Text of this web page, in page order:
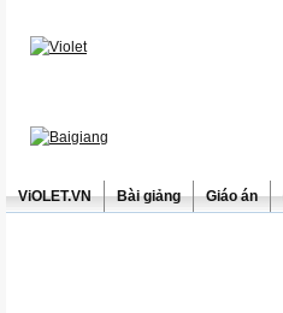
ViOLET.VN Bài giảng Giáo án